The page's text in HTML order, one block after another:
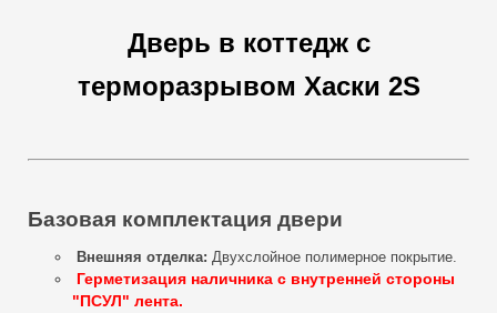
Дверь в коттедж с
терморазрывом Хаски 2S
Базовая комплектация двери
Внешняя отделка: Двухслойное полимерное покрытие.
Герметизация наличника с внутренней стороны
"ПСУЛ" лента.